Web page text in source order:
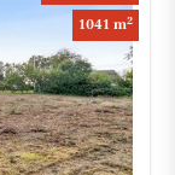
1041 m2